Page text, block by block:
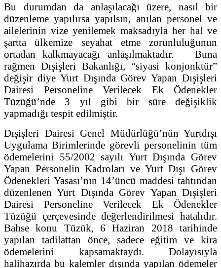
Bu durumdan da anlaşılacağı üzere, nasıl bir
düzenleme yapılırsa yapılsın, anılan personel ve
ailelerinin vize yenilemek maksadıyla her hal ve
şartta ülkemize seyahat etme zorunluluğunun
ortadan kalkmayacağı anlaşılmaktadır. Buna
rağmen Dışişleri Bakanlığı, “siyasi konjonktür”
değişir diye Yurt Dışında Görev Yapan Dışişleri
Dairesi Personeline Verilecek Ek Ödenekler
Tüzüğü’nde 3 yıl gibi bir süre değişiklik
yapmadığı tespit edilmiştir.
Dışişleri Dairesi Genel Müdürlüğü’nün Yurtdışı
Uygulama Birimlerinde görevli personelinin tüm
ödemelerini 55/2002 sayılı Yurt Dışında Görev
Yapan Personelin Kadroları ve Yurt Dışı Görev
Ödenekleri Yasası’nın 14’üncü maddesi tahtından
düzenlenen Yurt Dışında Görev Yapan Dışişleri
Dairesi Personeline Verilecek Ek Ödenekler
Tüzüğü çerçevesinde değerlendirilmesi hatalıdır.
Bahse konu Tüzük, 6 Haziran 2018 tarihinde
yapılan tadilattan önce, sadece eğitim ve kira
ödemelerini kapsamaktaydı. Dolayısıyla
halihazırda bu kalemler dışında yapılan ödemeler